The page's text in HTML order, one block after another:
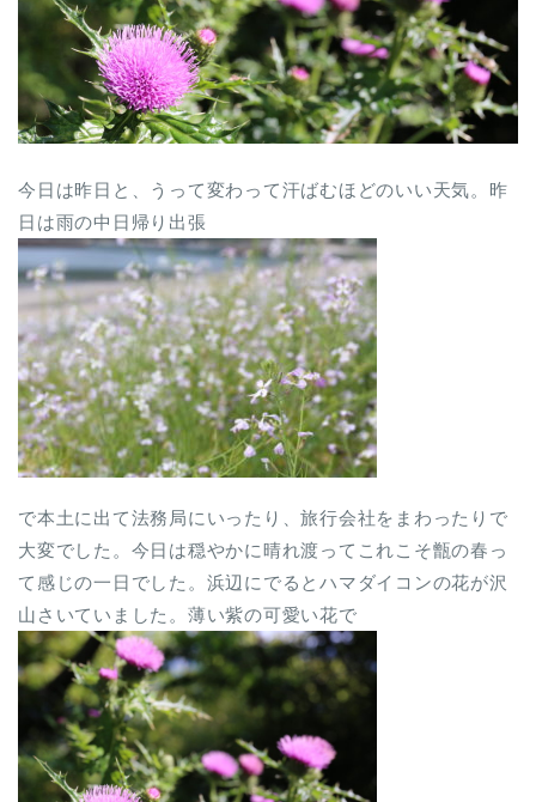
今日は昨日と、うって変わって汗ばむほどのいい天気。昨
日は雨の中日帰り出張
で本土に出て法務局にいったり、旅行会社をまわったりで
大変でした。今日は穏やかに晴れ渡ってこれこそ甑の春っ
て感じの一日でした。浜辺にでるとハマダイコンの花が沢
山さいていました。薄い紫の可愛い花で